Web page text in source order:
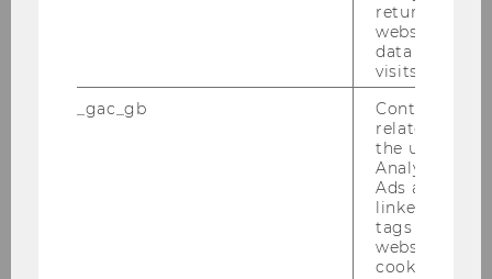
Hier fin­det ihr Res­sour­cen zum Spra­
chen­ler­nen, ein Tan­dem Pro­gramm,
ein Spra­chen­café und Sprach­kur­se.
returning
website and
data from
visits.
_gac_gb
Contains
related
the user. If
Analytics and
Ads accounts
linked, the
tags on the
website read
cookie.